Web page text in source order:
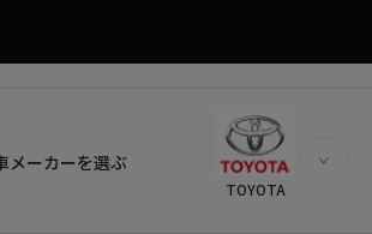
メーカーを選ぶ
TOYOTA